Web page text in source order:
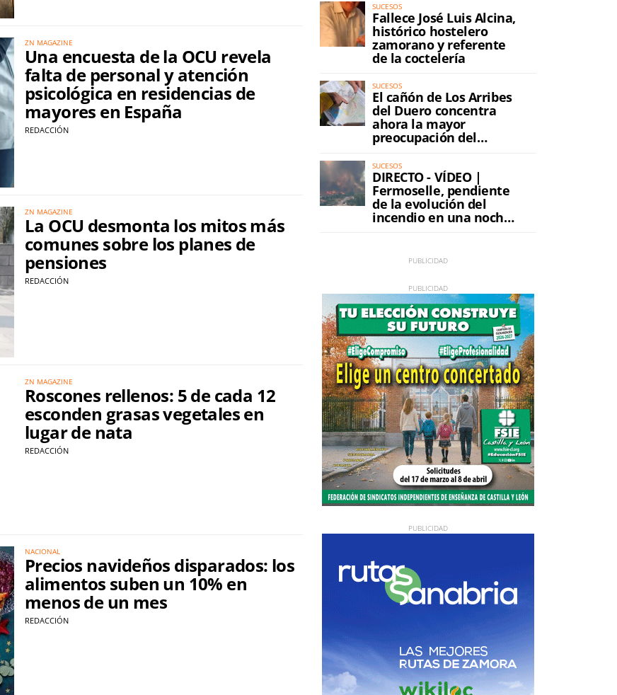
ZN MAGAZINE
Una encuesta de la OCU revela
falta de personal y atención
psicológica en residencias de
mayores en España
REDACCIÓN
ZN MAGAZINE
La OCU desmonta los mitos más
comunes sobre los planes de
pensiones
REDACCIÓN
ZN MAGAZINE
Roscones rellenos: 5 de cada 12
esconden grasas vegetales en
lugar de nata
REDACCIÓN
NACIONAL
Precios navideños disparados: los
alimentos suben un 10% en
menos de un mes
REDACCIÓN
SUCESOS
Fallece José Luis Alcina,
histórico hostelero
zamorano y referente
de la coctelería
SUCESOS
El cañón de Los Arribes
del Duero concentra
ahora la mayor
preocupación del
incendio
SUCESOS
DIRECTO - VÍDEO |
Fermoselle, pendiente
de la evolución del
incendio en una noche